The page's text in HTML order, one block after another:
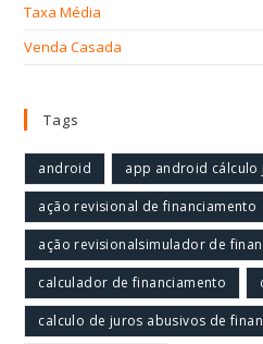
Taxa Média
Venda Casada
Tags
android app android cálculo
ação revisional de financiamento
ação revisionalsimulador de
calculador de financiamento
calculo de juros abusivos de